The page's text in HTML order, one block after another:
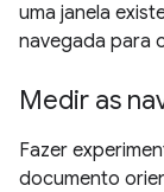
uma janela
navegada para
Medir as
Fazer
documento